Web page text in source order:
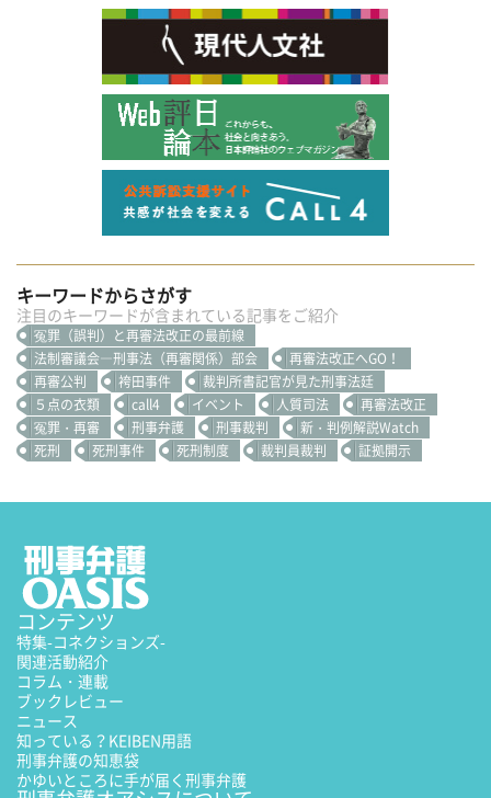
キーワードからさがす
注目のキーワードが含まれている記事をご紹介
冤罪（誤判）と再審法改正の最前線
法制審議会―刑事法（再審関係）部会
再審法改正へGO！
再審公判
袴田事件
裁判所書記官が見た刑事法廷
５点の衣類
call4 イベント 人質司法
再審法改正
冤罪・再審
刑事弁護 刑事裁判
新・判例解説Watch
死刑
死刑事件 死刑制度 裁判員裁判 証拠開示
コンテンツ
特集-コネクションズ-
関連活動紹介
コラム・連載
ブックレビュー
ニュース
知っている？KEIBEN用語
刑事弁護の知恵袋
かゆいところに手が届く刑事弁護